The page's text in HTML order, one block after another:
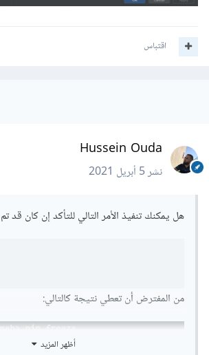
اقتباس
Hussein Ouda
نشر5 أبريل 2021
هل يمكنك تنفيذ الأمر التالي للتأكد إن كان قد
من المفترض أن تعطي نتيجة كالتالي:
أظهر المزيد